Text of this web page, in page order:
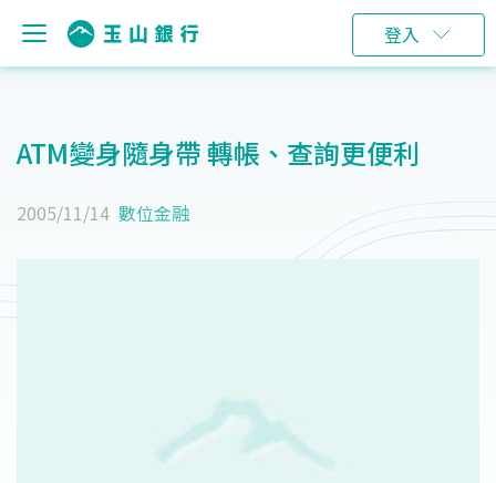
登入
ATM變身隨身帶 轉帳、查詢更便利
2005/11/14 數位金融